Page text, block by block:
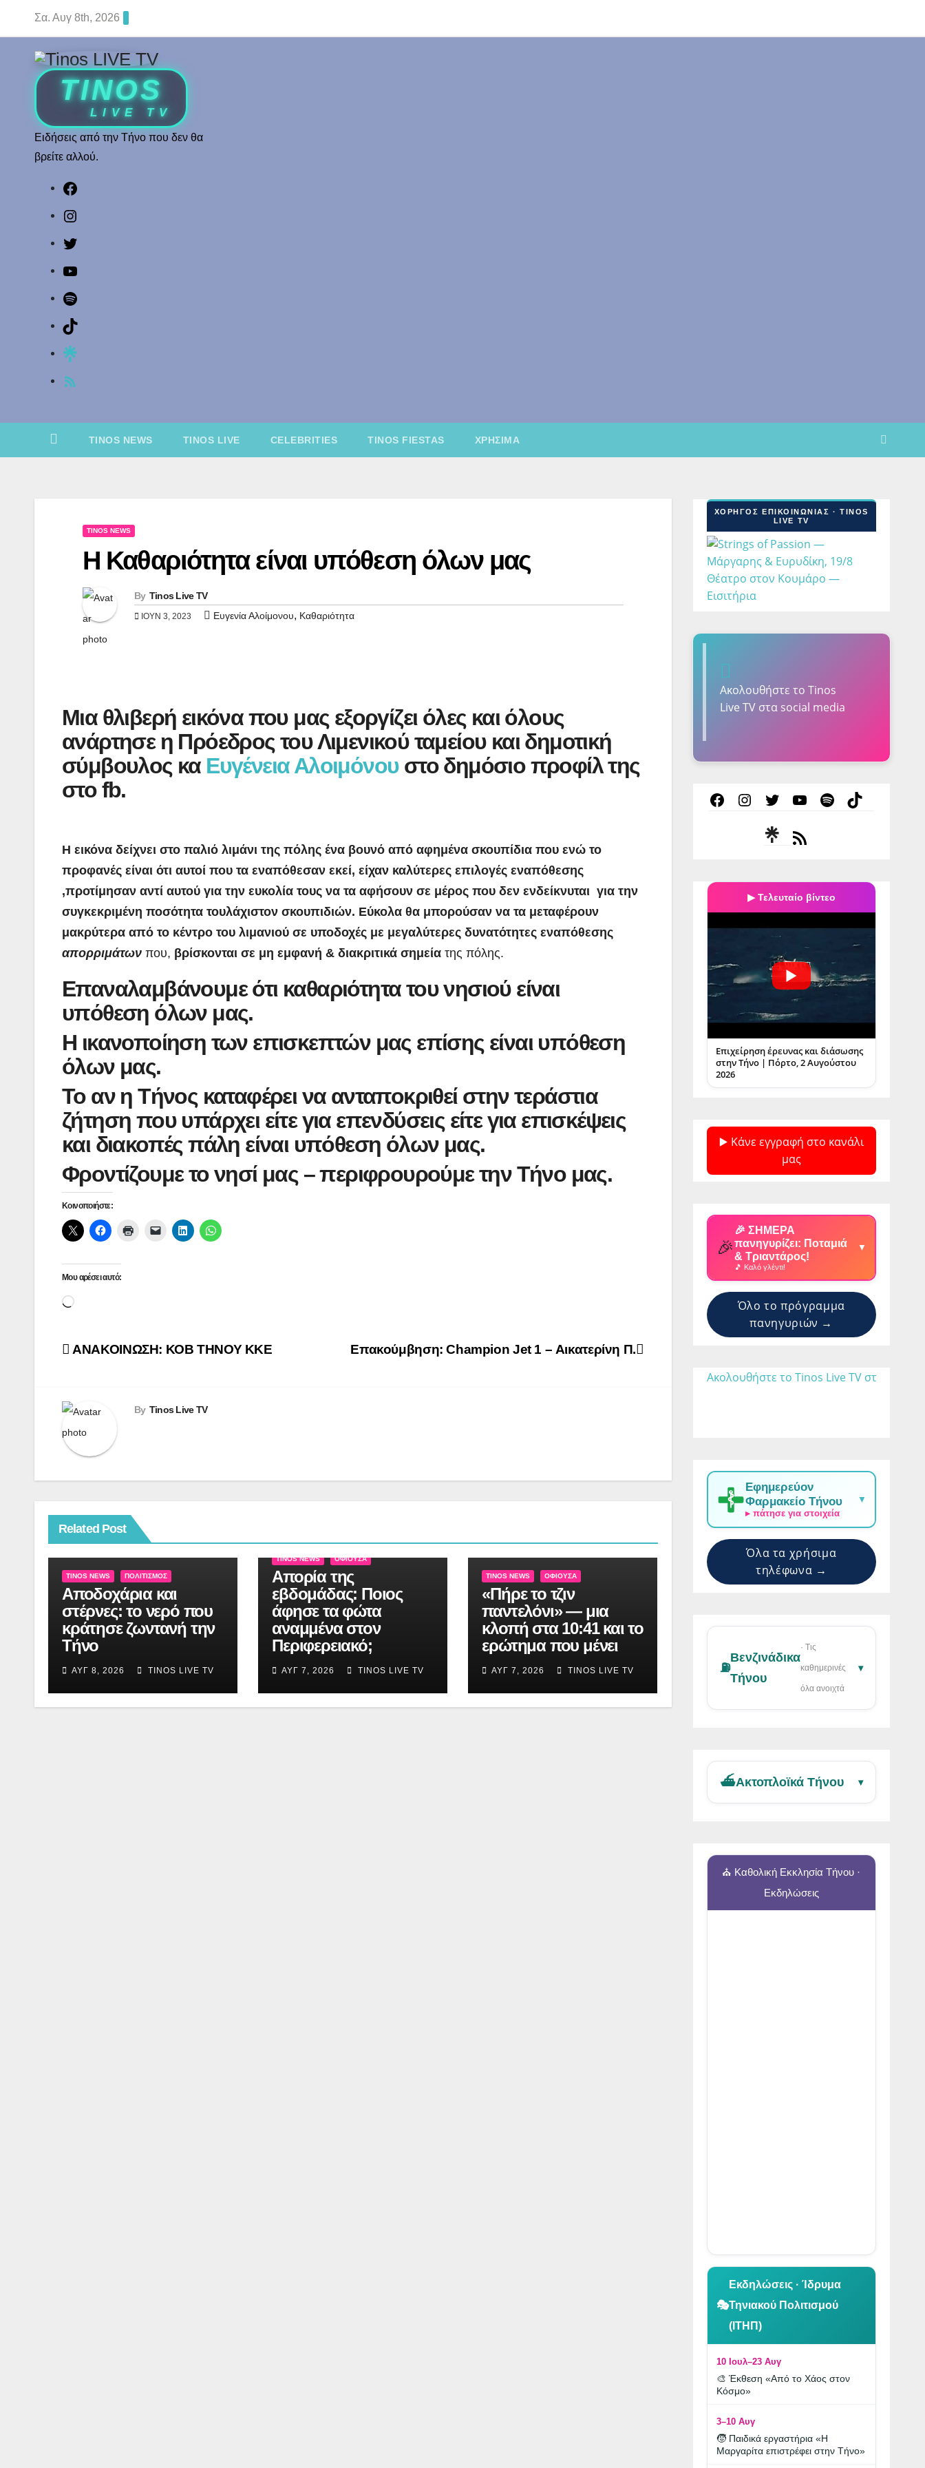
content
Σα. Αυγ 8th, 2026
Ειδήσεις από την Τήνο που δεν θα
βρείτε αλλού.
TINOS NEWS TINOS LIVE CELEBRITIES TINOS FIESTAS ΧΡΉΣΙΜΑ
TINOS NEWS
Η Καθαριότητα είναι υπόθεση όλων μας
By Tinos Live TV
ΙΟΎΝ 3, 2023 Ευγενία Αλοίμονου, Καθαριότητα
Μια θλιβερή εικόνα που μας εξοργίζει όλες και όλους
ανάρτησε η Πρόεδρος του Λιμενικού ταμείου και δημοτική
σύμβουλος κα Ευγένεια Αλοιμόνουστο δημόσιο προφίλ της
στο fb.
Η εικόνα δείχνει στο παλιό λιμάνι της πόλης ένα βουνό από αφημένα σκουπίδια που ενώ το
προφανές είναι ότι αυτοί που τα εναπόθεσαν εκεί, είχαν καλύτερες επιλογές εναπόθεσης
,προτίμησαν αντί αυτού για την ευκολία τους να τα αφήσουν σε μέρος που δεν ενδείκνυται για την
συγκεκριμένη ποσότητα τουλάχιστον σκουπιδιών. Εύκολα θα μπορούσαν να τα μεταφέρουν
μακρύτερα από το κέντρο του λιμανιού σε υποδοχές με μεγαλύτερες δυνατότητες εναπόθεσης
απορριμάτων που, βρίσκονται σε μη εμφανή & διακριτικά σημεία της πόλης.
Επαναλαμβάνουμε ότι καθαριότητα του νησιού είναι
υπόθεση όλων μας.
Η ικανοποίηση των επισκεπτών μας επίσης είναι υπόθεση
όλων μας.
Το αν η Τήνος καταφέρει να ανταποκριθεί στην τεράστια
ζήτηση που υπάρχει είτε για επενδύσεις είτε για επισκέψεις
και διακοπές πάλη είναι υπόθεση όλων μας.
Φροντίζουμε το νησί μας – περιφρουρούμε την Τήνο μας.
Κοινοποιήστε:
Μου αρέσει αυτό:
Loading…
Πλοήγηση
Επακούμβηση: Champion Jet 1 – Αικατερίνη Π.
ΑΝΑΚΟΙΝΩΣΗ: ΚΟΒ ΤΗΝΟΥ ΚΚΕ
By Tinos Live TV
Related Post
TINOS NEWS ΠΟΛΙΤΙΣΜΌΣ
Αποδοχάρια και
στέρνες: το νερό που
κράτησε ζωντανή την
Τήνο
ΑΥΓ 8, 2026 TINOS LIVE TV
TINOS NEWS ΟΦΙΟΎΣΑ
Απορία της
εβδομάδας: Ποιος
άφησε τα φώτα
αναμμένα στον
Περιφερειακό;
ΑΥΓ 7, 2026 TINOS LIVE TV
TINOS NEWS ΟΦΙΟΎΣΑ
«Πήρε το τζιν
παντελόνι» — μια
κλοπή στα 10:41 και το
ερώτημα που μένει
ΑΥΓ 7, 2026 TINOS LIVE TV
ΧΟΡΗΓΟΣ ΕΠΙΚΟΙΝΩΝΙΑΣ · TINOS
LIVE TV
Ακολουθήστε τo Tinos
Live TV στα social media
FacebookInstagram
Twitter YouTubeSpotifyTikTok
▶ Τελευταίο βίντεο
Επιχείρηση έρευνας και διάσωσης
στην Τήνο | Πόρτο, 2 Αυγούστου
2026
▶️ Κάνε εγγραφή στο κανάλι
μας
🎉
🎉 ΣΗΜΕΡΑ
πανηγυρίζει: Ποταμιά
& Τριαντάρος!
🎵 Καλό γλέντι!
▼
Όλο το πρόγραμμα
πανηγυριών →
Ακολουθήστε το Tinos Live TV στο
Εφημερεύον
Φαρμακείο Τήνου
▸ πάτησε για στοιχεία
▼
Όλα τα χρήσιμα
τηλέφωνα →
⛽
Βενζινάδικα
Τήνου
· Τις
καθημερινές
όλα ανοιχτά
▾
⛴️Ακτοπλοϊκά Τήνου ▾
⛪ Καθολική Εκκλησία Τήνου ·
Εκδηλώσεις
👆 Κλικ για περιήγηση
🎭
Εκδηλώσεις · Ίδρυμα
Τηνιακού Πολιτισμού
(ΙΤΗΠ)
10 Ιουλ–23 Αυγ
🎨 Έκθεση «Από το Χάος στον
Κόσμο»
3–10 Αυγ
🧒 Παιδικά εργαστήρια «Η
Μαργαρίτα επιστρέφει στην Τήνο»